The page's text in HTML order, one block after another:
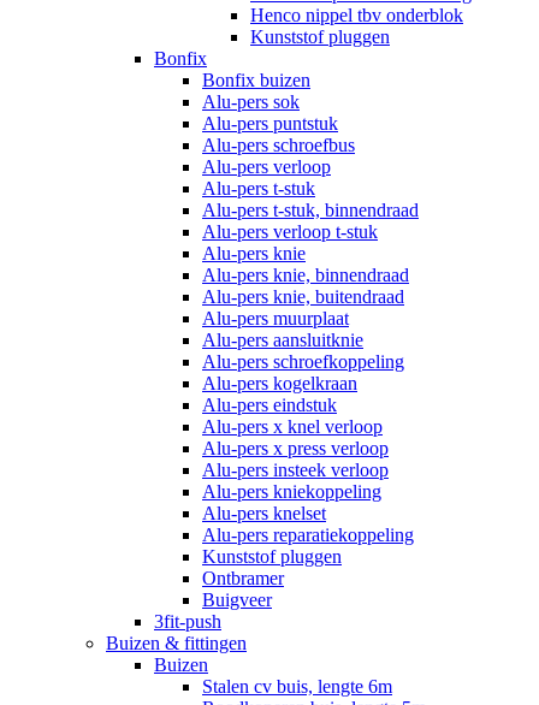
Henco nippel tbv onderblok
Kunststof pluggen
Bonfix
Bonfix buizen
Alu-pers sok
Alu-pers puntstuk
Alu-pers schroefbus
Alu-pers verloop
Alu-pers t-stuk
Alu-pers t-stuk, binnendraad
Alu-pers verloop t-stuk
Alu-pers knie
Alu-pers knie, binnendraad
Alu-pers knie, buitendraad
Alu-pers muurplaat
Alu-pers aansluitknie
Alu-pers schroefkoppeling
Alu-pers kogelkraan
Alu-pers eindstuk
Alu-pers x knel verloop
Alu-pers x press verloop
Alu-pers insteek verloop
Alu-pers kniekoppeling
Alu-pers knelset
Alu-pers reparatiekoppeling
Kunststof pluggen
Ontbramer
Buigveer
3fit-push
Buizen & fittingen
Buizen
Stalen cv buis, lengte 6m